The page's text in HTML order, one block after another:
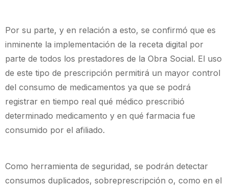
Por su parte, y en relación a esto, se confirmó que es
inminente la implementación de la receta digital por
parte de todos los prestadores de la Obra Social. El uso
de este tipo de prescripción permitirá un mayor control
del consumo de medicamentos ya que se podrá
registrar en tiempo real qué médico prescribió
determinado medicamento y en qué farmacia fue
consumido por el afiliado.
Como herramienta de seguridad, se podrán detectar
consumos duplicados, sobreprescripción o, como en el